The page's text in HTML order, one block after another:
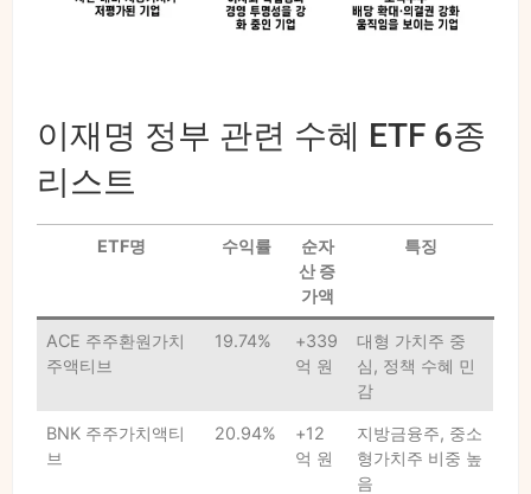
이재명 정부 관련 수혜 ETF 6종
리스트
ETF명 수익률
순자
산 증
가액
특징
ACE 주주환원가치
주액티브
19.74%
+339
억 원
대형 가치주 중
심, 정책 수혜 민
감
BNK 주주가치액티
브
20.94%
+12
억 원
지방금융주, 중소
형가치주 비중 높
음